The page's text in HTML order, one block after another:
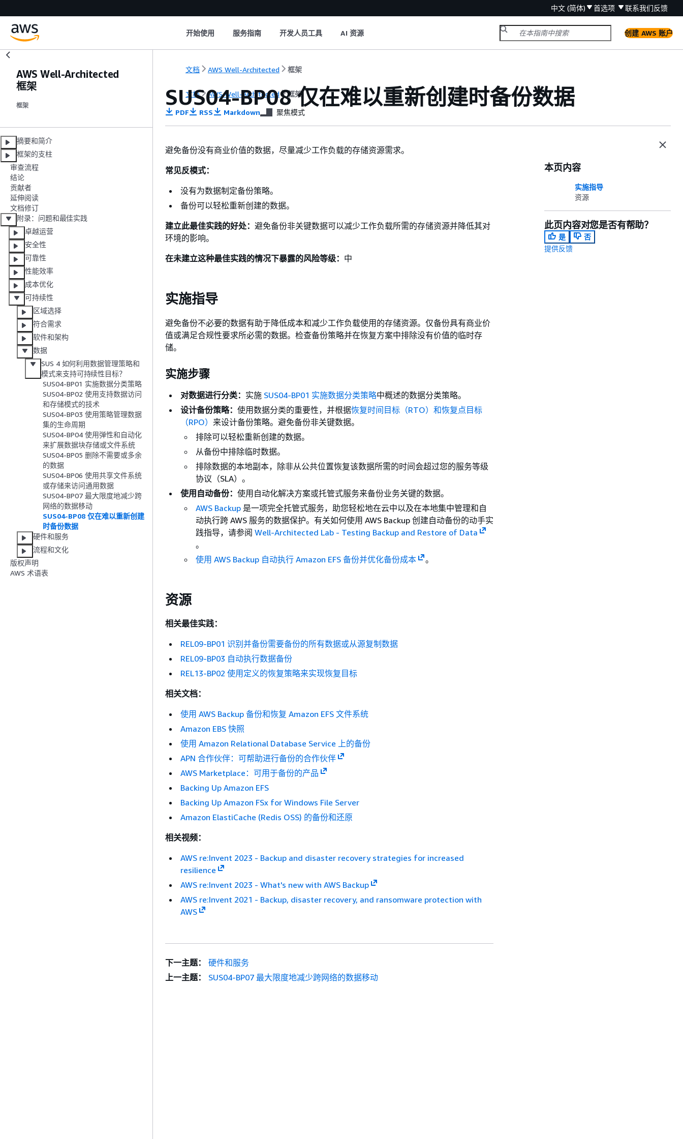
中文 (简体) 首选项 联系我们反馈
开始使用 服务指南 开发人员工具 AI 资源 创建 AWS 账户
AWS Well-Architected
框架
框架
摘要和简介
框架的支柱
审查流程
结论
贡献者
延伸阅读
文档修订
附录：问题和最佳实践
卓越运营
安全性
可靠性
性能效率
成本优化
可持续性
区域选择
符合需求
软件和架构
数据
SUS 4 如何利用数据管理策略和
模式来支持可持续性目标？
SUS04-BP01 实施数据分类策略
SUS04-BP02 使用支持数据访问
和存储模式的技术
SUS04-BP03 使用策略管理数据
集的生命周期
SUS04-BP04 使用弹性和自动化
来扩展数据块存储或文件系统
SUS04-BP05 删除不需要或多余
的数据
SUS04-BP06 使用共享文件系统
或存储来访问通用数据
SUS04-BP07 最大限度地减少跨
网络的数据移动
SUS04-BP08 仅在难以重新创建
时备份数据
硬件和服务
流程和文化
版权声明
AWS 术语表
文档 AWS Well-Architected 框架
文档 AWS Well-Architected 框架
SUS04-BP08 仅在难以重新创建时备份数据
PDF RSS Markdown 聚焦模式
避免备份没有商业价值的数据，尽量减少工作负载的存储资源需求。
常见反模式：
没有为数据制定备份策略。
备份可以轻松重新创建的数据。
建立此最佳实践的好处： 避免备份非关键数据可以减少工作负载所需的存储资源并降低其对
环境的影响。
在未建立这种最佳实践的情况下暴露的风险等级： 中
实施指导
避免备份不必要的数据有助于降低成本和减少工作负载使用的存储资源。仅备份具有商业价
值或满足合规性要求所必需的数据。检查备份策略并在恢复方案中排除没有价值的临时存
储。
实施步骤
对数据进行分类： 实施 SUS04-BP01 实施数据分类策略中概述的数据分类策略。
设计备份策略： 使用数据分类的重要性，并根据恢复时间目标（RTO）和恢复点目标
（RPO） 来设计备份策略。避免备份非关键数据。
排除可以轻松重新创建的数据。
从备份中排除临时数据。
排除数据的本地副本，除非从公共位置恢复该数据所需的时间会超过您的服务等级
协议（SLA）。
使用自动备份： 使用自动化解决方案或托管式服务来备份业务关键的数据。
AWS Backup 是一项完全托管式服务，助您轻松地在云中以及在本地集中管理和自
动执行跨 AWS 服务的数据保护。有关如何使用 AWS Backup 创建自动备份的动手实
践指导，请参阅 Well-Architected Lab - Testing Backup and Restore of Data
。
使用 AWS Backup 自动执行 Amazon EFS 备份并优化备份成本
。
资源
相关最佳实践：
REL09-BP01 识别并备份需要备份的所有数据或从源复制数据
REL09-BP03 自动执行数据备份
REL13-BP02 使用定义的恢复策略来实现恢复目标
相关文档：
使用 AWS Backup 备份和恢复 Amazon EFS 文件系统
Amazon EBS 快照
使用 Amazon Relational Database Service 上的备份
APN 合作伙伴：可帮助进行备份的合作伙伴
AWS Marketplace：可用于备份的产品
Backing Up Amazon EFS
Backing Up Amazon FSx for Windows File Server
Amazon ElastiCache (Redis OSS) 的备份和还原
相关视频：
AWS re:Invent 2023 - Backup and disaster recovery strategies for increased
resilience
AWS re:Invent 2023 - What's new with AWS Backup
AWS re:Invent 2021 - Backup, disaster recovery, and ransomware protection with
AWS
本页内容
实施指导
资源
此页内容对您是否有帮助？
是
否
提供反馈
下一主题：
硬件和服务
上一主题：
SUS04-BP07 最大限度地减少跨网络的数据移动